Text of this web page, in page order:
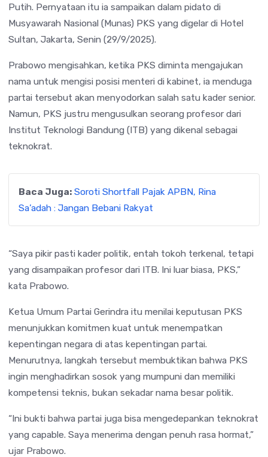
Putih. Pernyataan itu ia sampaikan dalam pidato di
Musyawarah Nasional (Munas) PKS yang digelar di Hotel
Sultan, Jakarta, Senin (29/9/2025).
Prabowo mengisahkan, ketika PKS diminta mengajukan
nama untuk mengisi posisi menteri di kabinet, ia menduga
partai tersebut akan menyodorkan salah satu kader senior.
Namun, PKS justru mengusulkan seorang profesor dari
Institut Teknologi Bandung (ITB) yang dikenal sebagai
teknokrat.
Baca Juga: Soroti Shortfall Pajak APBN, Rina
Sa’adah : Jangan Bebani Rakyat
“Saya pikir pasti kader politik, entah tokoh terkenal, tetapi
yang disampaikan profesor dari ITB. Ini luar biasa, PKS,”
kata Prabowo.
Ketua Umum Partai Gerindra itu menilai keputusan PKS
menunjukkan komitmen kuat untuk menempatkan
kepentingan negara di atas kepentingan partai.
Menurutnya, langkah tersebut membuktikan bahwa PKS
ingin menghadirkan sosok yang mumpuni dan memiliki
kompetensi teknis, bukan sekadar nama besar politik.
“Ini bukti bahwa partai juga bisa mengedepankan teknokrat
yang capable. Saya menerima dengan penuh rasa hormat,”
ujar Prabowo.